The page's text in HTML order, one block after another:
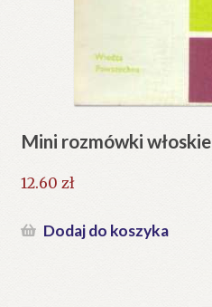
Mini rozmówki włoskie
12.60 zł
Dodaj do koszyka